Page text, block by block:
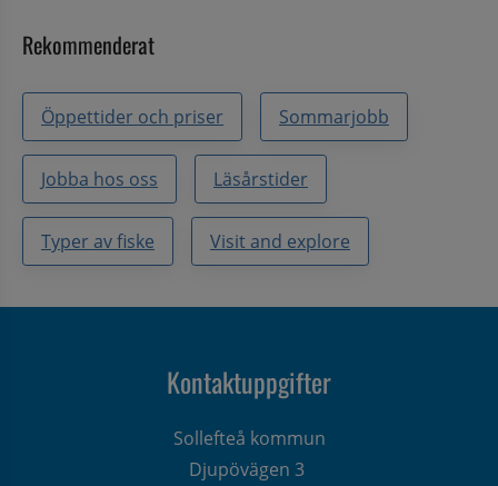
Rekommenderat
Öppettider och priser Sommarjobb
Jobba hos oss Läsårstider
Typer av fiske Visit and explore
Kontaktuppgifter
Sollefteå kommun
Djupövägen 3